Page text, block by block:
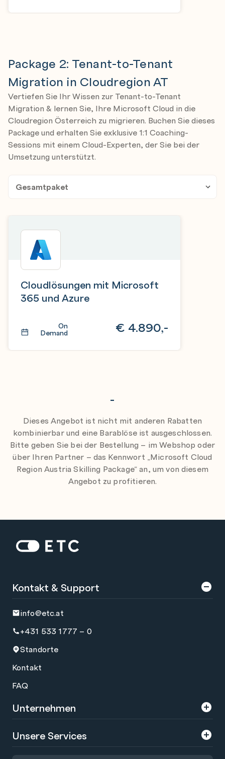
Package 2: Tenant-to-Tenant
Migration in Cloudregion AT
Vertiefen Sie Ihr Wissen zur Tenant-to-Tenant
Migration & lernen Sie, Ihre Microsoft Cloud in die
Cloudregion Österreich zu migrieren. Buchen Sie dieses
Package und erhalten Sie exklusive 1:1 Coaching-
Sessions mit einem Cloud-Experten, der Sie bei der
Umsetzung unterstützt.
Cloudlösungen mit Microsoft
365 und Azure
On
Demand € 4.890,-
-
Dieses Angebot ist nicht mit anderen Rabatten
kombinierbar und eine Barablöse ist ausgeschlossen.
Bitte geben Sie bei der Bestellung – im Webshop oder
über Ihren Partner – das Kennwort „Microsoft Cloud
Region Austria Skilling Package“ an, um von diesem
Angebot zu profitieren.
Startseite: ETC
Kontakt & Support
info@etc.at
+431 533 1777 – 0
Standorte
Kontakt
FAQ
Unternehmen
Über uns
Unsere Services